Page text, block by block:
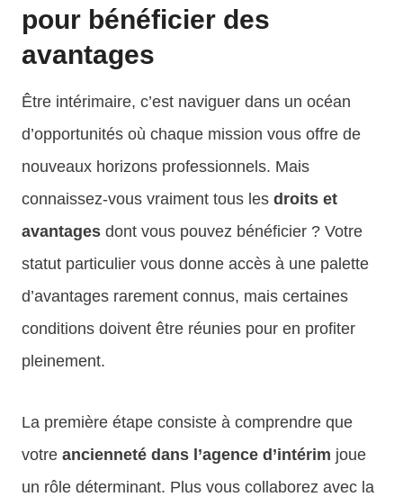
pour bénéficier des
avantages
Être intérimaire, c’est naviguer dans un océan
d’opportunités où chaque mission vous offre de
nouveaux horizons professionnels. Mais
connaissez-vous vraiment tous les droits et
avantages dont vous pouvez bénéficier ? Votre
statut particulier vous donne accès à une palette
d’avantages rarement connus, mais certaines
conditions doivent être réunies pour en profiter
pleinement.
La première étape consiste à comprendre que
votre ancienneté dans l’agence d’intérim joue
un rôle déterminant. Plus vous collaborez avec la